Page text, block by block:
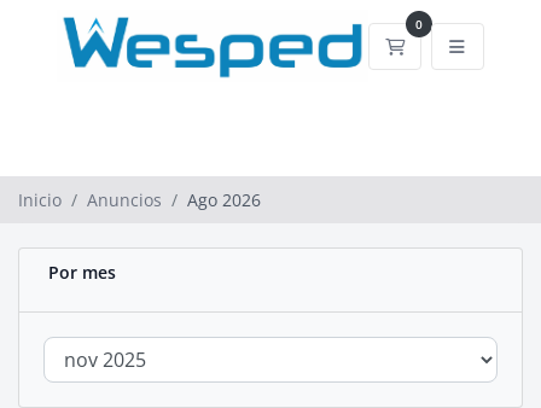
0
Carrito de
Inicio Anuncios Ago 2026
Por mes